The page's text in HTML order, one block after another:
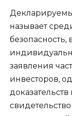
называет
безопасность,
заявления
инвесторов,